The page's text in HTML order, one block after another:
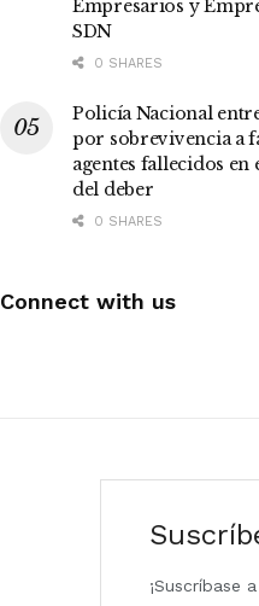
Empresarios y
SDN
0 SHARES
Policía Nacional
por sobrevivencia a
agentes fallecidos
del deber
0 SHARES
Connect with us
¡Suscríbase